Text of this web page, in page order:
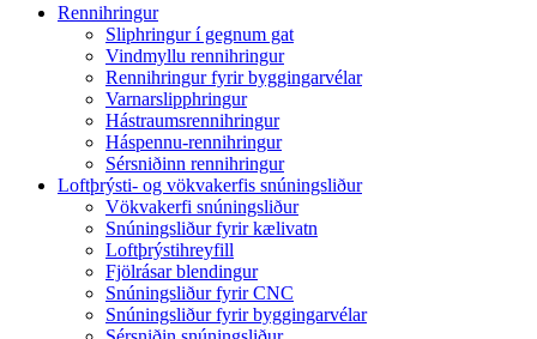
Rennihringur
Sliphringur í gegnum gat
Vindmyllu rennihringur
Rennihringur fyrir byggingarvélar
Varnarslipphringur
Hástraumsrennihringur
Háspennu-rennihringur
Sérsniðinn rennihringur
Loftþrýsti- og vökvakerfis snúningsliður
Vökvakerfi snúningsliður
Snúningsliður fyrir kælivatn
Loftþrýstihreyfill
Fjölrásar blendingur
Snúningsliður fyrir CNC
Snúningsliður fyrir byggingarvélar